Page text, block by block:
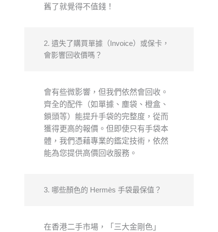
舊了就覺得不值錢！
2. 遺失了購買單據（Invoice）或保卡，
會影響回收價嗎？
會有些微影響，但我們依然會回收。
齊全的配件（如單據、塵袋、橙盒、
鎖頭等）能提升手袋的完整度，從而
獲得更高的報價。但即使只有手袋本
體，我們憑藉專業的鑑定技術，依然
能為您提供高價回收服務。
3. 哪些顏色的 Hermès 手袋最保值？
在香港二手市場，「三大金剛色」